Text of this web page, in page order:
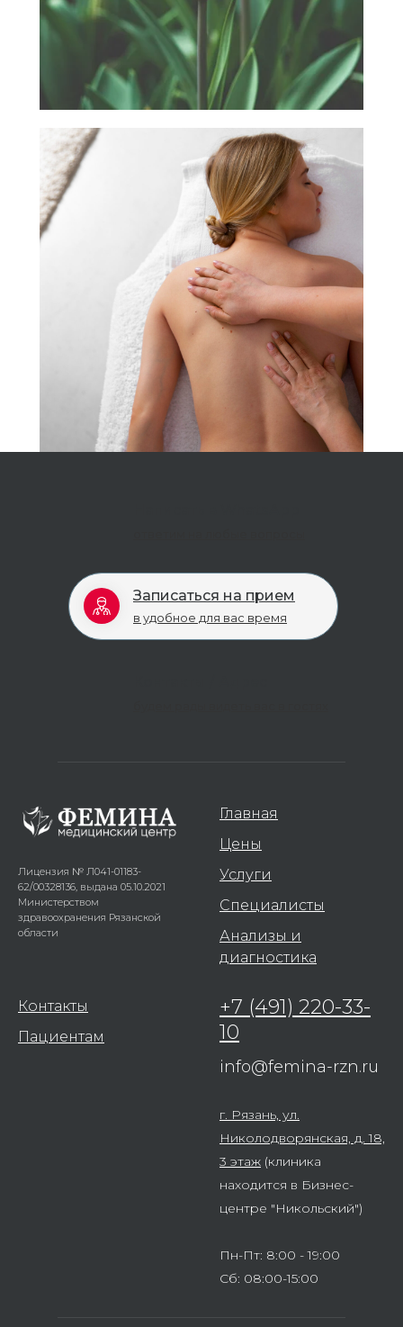
в удобное для вас время
Записаться на прием
Лицензия № Л041-01183-
62/00328136, выдана 05.10.2021
Министерством
здравоохранения Рязанской
области
Главная
Цены
Услуги
Специалисты
Анализы и
диагностика
Контакты
Пациентам
+7 (491) 220-33-
10
info@femina-rzn.ru
г. Рязань, ул.
Николодворянская, д. 18,
3 этаж (клиника
находится в Бизнес-
центре "Никольский")
Пн-Пт: 8:00 - 19:00
Сб: 08:00-15:00
Политика конфиденциальности